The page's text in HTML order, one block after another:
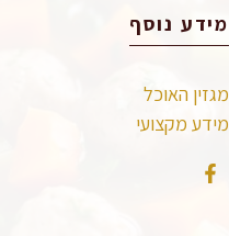
מידע נוסף
מגזין האוכל
מידע מקצועי